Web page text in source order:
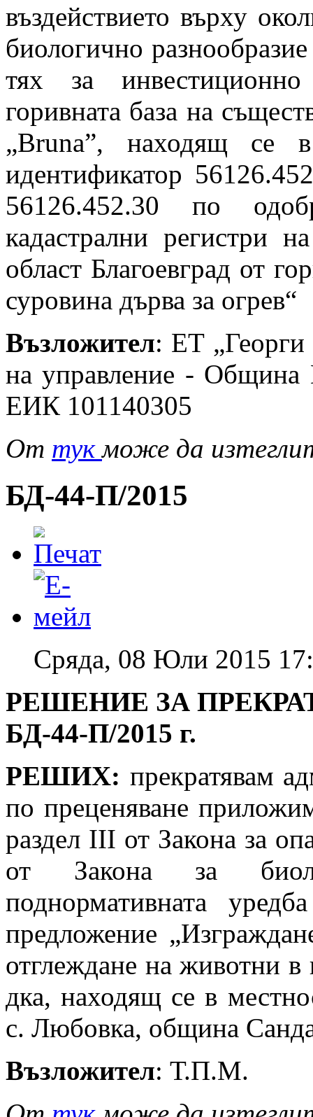
въздействието върху
биологично
тях за
горивната база на
„Bruna”, находящ
идентификатор
56126.452.30 по
кадастрални регистри
област Благоевград от
суровина дърва за огрев“
Възложител: ЕТ „Георги
на управление -
ЕИК 101140305
От тукможе да
БД-44-П/2015
Сряда, 08 Юли 2015
РЕШЕНИЕ ЗА
БД-44-П/2015 г.
РЕШИХ: прекратявам
по преценяване
раздел ІІІ от Закона за
от Закона за
поднормативната
предложение
отглеждане на животни
дка, находящ се в
с. Любовка, община
Възложител: Т.П.М.